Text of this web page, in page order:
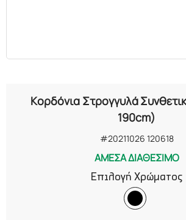
ΧΗΜΙΚΑ
Κορδόνια Στρογγυλά
190cm)
#20211026 120618
ΑΜΕΣΑ ΔΙΑΘΕΣΙΜΟ
Επιλογή Χρώματος